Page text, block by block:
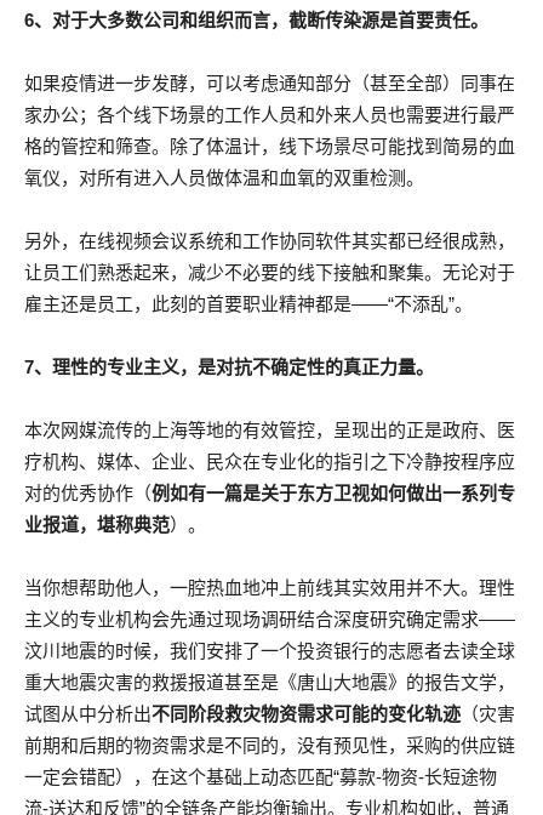
6、对于大多数公司和组织而言，截断传染源是首要责任。
如果疫情进一步发酵，可以考虑通知部分（甚至全部）同事在
家办公；各个线下场景的工作人员和外来人员也需要进行最严
格的管控和筛查。除了体温计，线下场景尽可能找到简易的血
氧仪，对所有进入人员做体温和血氧的双重检测。
另外，在线视频会议系统和工作协同软件其实都已经很成熟，
让员工们熟悉起来，减少不必要的线下接触和聚集。无论对于
雇主还是员工，此刻的首要职业精神都是——“不添乱”。
7、理性的专业主义，是对抗不确定性的真正力量。
本次网媒流传的上海等地的有效管控，呈现出的正是政府、医
疗机构、媒体、企业、民众在专业化的指引之下冷静按程序应
对的优秀协作（例如有一篇是关于东方卫视如何做出一系列专
业报道，堪称典范）。
当你想帮助他人，一腔热血地冲上前线其实效用并不大。理性
主义的专业机构会先通过现场调研结合深度研究确定需求——
汶川地震的时候，我们安排了一个投资银行的志愿者去读全球
重大地震灾害的救援报道甚至是《唐山大地震》的报告文学，
试图从中分析出不同阶段救灾物资需求可能的变化轨迹 （灾害
前期和后期的物资需求是不同的，没有预见性，采购的供应链
一定会错配），在这个基础上动态匹配“募款-物资-长短途物
流-送达和反馈”的全链条产能均衡输出。专业机构如此，普通